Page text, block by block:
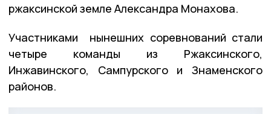
ржаксинской земле Александра Монахова.
Участниками нынешних соревнований стали
четыре команды из Ржаксинского,
Инжавинского, Сампурского и Знаменского
районов.